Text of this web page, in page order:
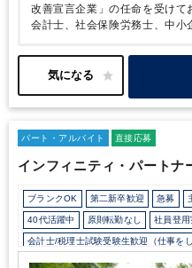
改善宣言企業」の任命を受けて
会計士、社会保険労務士、中小
もに、担当分野以外の様々な
る税理士法人です。
・クライ
す。・所内の年齢層としては
よっては正社員切替の可能性も
活気がございます。温かく、優
て中の方もたくさん活躍してい
や早退のご相談もしやすい環境
パート・アルバイト 直接応募
インフィニティ・パートナ
ブランクOK 第二新卒歓迎 急募
40代活躍中 原則転勤なし 社員登用
会計士/税理士試験受験生歓迎（仕事を
週数日OK（出勤日数相談可能） 週3